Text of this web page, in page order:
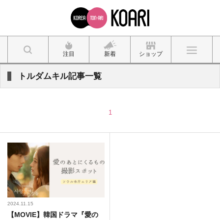
注目 新着 ショップ
トルダムキル記事一覧
1
2024.11.15
【MOVIE】韓国ドラマ『愛の